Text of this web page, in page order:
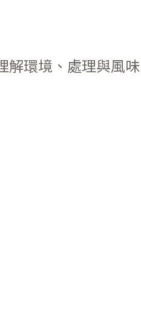
環境、處理與風